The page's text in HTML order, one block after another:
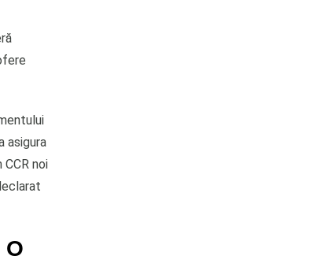
asigura
noi